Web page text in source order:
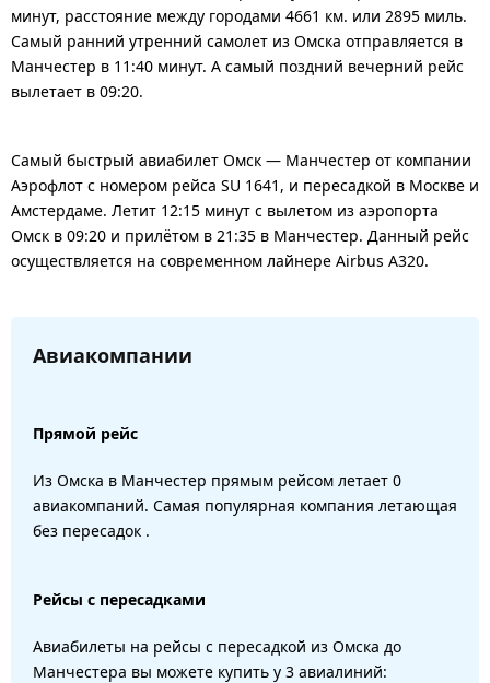
минут, расстояние между городами 4661 км. или 2895 миль.
Самый ранний утренний самолет из Омска отправляется в
Манчестер в 11:40 минут. А самый поздний вечерний рейс
вылетает в 09:20.
Самый быстрый авиабилет Омск — Манчестер от компании
Аэрофлот с номером рейса SU 1641, и пересадкой в Москве и
Амстердаме. Летит 12:15 минут с вылетом из аэропорта
Омск в 09:20 и прилётом в 21:35 в Манчестер. Данный рейс
осуществляется на современном лайнере Airbus A320.
Авиакомпании
Прямой рейс
Из Омска в Манчестер прямым рейсом летает 0
авиакомпаний. Самая популярная компания летающая
без пересадок .
Рейсы с пересадками
Авиабилеты на рейсы с пересадкой из Омска до
Манчестера вы можете купить у 3 авиалиний: